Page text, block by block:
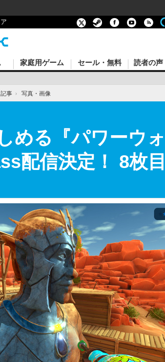
家庭用ゲーム セール・無料 読者の声
記事 › 写真・画像
める『パワーウ
配信決定！ 8枚